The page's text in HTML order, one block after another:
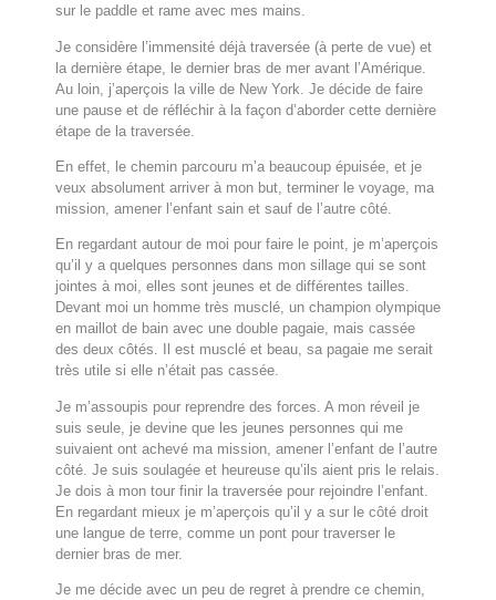
sur le paddle et rame avec mes mains.
Je considère l’immensité déjà traversée (à perte de vue) et
la dernière étape, le dernier bras de mer avant l’Amérique.
Au loin, j’aperçois la ville de New York. Je décide de faire
une pause et de réfléchir à la façon d’aborder cette dernière
étape de la traversée.
En effet, le chemin parcouru m’a beaucoup épuisée, et je
veux absolument arriver à mon but, terminer le voyage, ma
mission, amener l’enfant sain et sauf de l’autre côté.
En regardant autour de moi pour faire le point, je m’aperçois
qu’il y a quelques personnes dans mon sillage qui se sont
jointes à moi, elles sont jeunes et de différentes tailles.
Devant moi un homme très musclé, un champion olympique
en maillot de bain avec une double pagaie, mais cassée
des deux côtés. Il est musclé et beau, sa pagaie me serait
très utile si elle n’était pas cassée.
Je m’assoupis pour reprendre des forces. A mon réveil je
suis seule, je devine que les jeunes personnes qui me
suivaient ont achevé ma mission, amener l’enfant de l’autre
côté. Je suis soulagée et heureuse qu’ils aient pris le relais.
Je dois à mon tour finir la traversée pour rejoindre l’enfant.
En regardant mieux je m’aperçois qu’il y a sur le côté droit
une langue de terre, comme un pont pour traverser le
dernier bras de mer.
Je me décide avec un peu de regret à prendre ce chemin,